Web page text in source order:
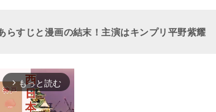
らすじと漫画の結末！主演はキンプリ平野紫耀
arrow_forward_ios もっと読む